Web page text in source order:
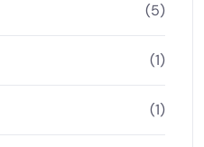
(5)
(1)
(1)